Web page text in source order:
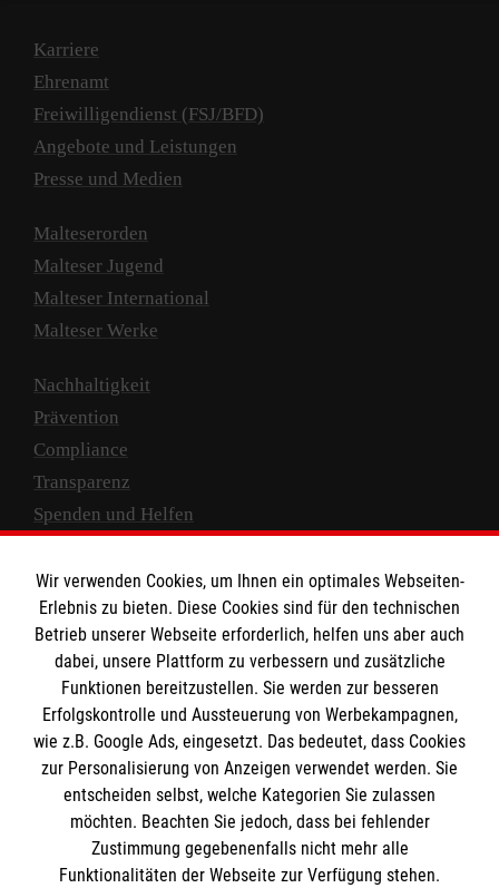
Karriere
Ehrenamt
Freiwilligendienst (FSJ/BFD)
Angebote und Leistungen
Presse und Medien
Malteserorden
Malteser Jugend
Malteser International
Malteser Werke
Nachhaltigkeit
Prävention
Compliance
Transparenz
Spenden und Helfen
Empfänger: Malteser Hilfsdienst e.V.
IBAN: DE10 3706 0120 1201 2000 12
BIC: GENODED 1PA7
Wir verwenden Cookies, um Ihnen ein optimales Webseiten-
Erlebnis zu bieten. Diese Cookies sind für den technischen
Betrieb unserer Webseite erforderlich, helfen uns aber auch
dabei, unsere Plattform zu verbessern und zusätzliche
Funktionen bereitzustellen. Sie werden zur besseren
Erfolgskontrolle und Aussteuerung von Werbekampagnen,
wie z.B. Google Ads, eingesetzt. Das bedeutet, dass Cookies
zur Personalisierung von Anzeigen verwendet werden. Sie
entscheiden selbst, welche Kategorien Sie zulassen
möchten. Beachten Sie jedoch, dass bei fehlender
Zustimmung gegebenenfalls nicht mehr alle
Funktionalitäten der Webseite zur Verfügung stehen.